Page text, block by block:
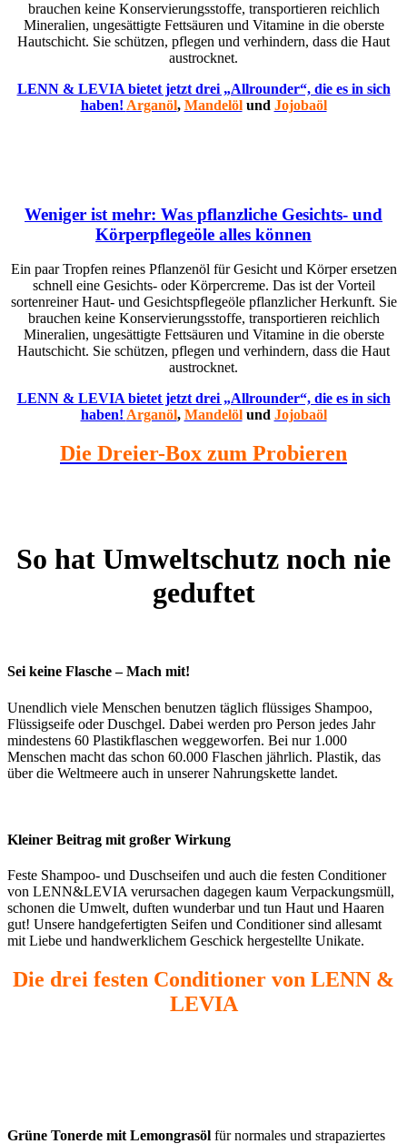
brauchen keine Konservierungsstoffe, transportieren reichlich
Mineralien, ungesättigte Fettsäuren und Vitamine in die oberste
Hautschicht. Sie schützen, pflegen und verhindern, dass die Haut
austrocknet.
LENN & LEVIA bietet jetzt drei „Allrounder“, die es in sich
haben! Arganöl, Mandelölund Jojobaöl
Weniger ist mehr: Was pflanzliche Gesichts- und
Körperpflegeöle alles können
Ein paar Tropfen reines Pflanzenöl für Gesicht und Körper ersetzen
schnell eine Gesichts- oder Körpercreme. Das ist der Vorteil
sortenreiner Haut- und Gesichtspflegeöle pflanzlicher Herkunft. Sie
brauchen keine Konservierungsstoffe, transportieren reichlich
Mineralien, ungesättigte Fettsäuren und Vitamine in die oberste
Hautschicht. Sie schützen, pflegen und verhindern, dass die Haut
austrocknet.
LENN & LEVIA bietet jetzt drei „Allrounder“, die es in sich
haben! Arganöl, Mandelölund Jojobaöl
Die Dreier-Box zum Probieren
So hat Umweltschutz noch nie
geduftet
Sei keine Flasche – Mach mit!
Unendlich viele Menschen benutzen täglich flüssiges Shampoo,
Flüssigseife oder Duschgel. Dabei werden pro Person jedes Jahr
mindestens 60 Plastikflaschen weggeworfen. Bei nur 1.000
Menschen macht das schon 60.000 Flaschen jährlich. Plastik, das
über die Weltmeere auch in unserer Nahrungskette landet.
Kleiner Beitrag mit großer Wirkung
Feste Shampoo- und Duschseifen und auch die festen Conditioner
von LENN&LEVIA verursachen dagegen kaum Verpackungsmüll,
schonen die Umwelt, duften wunderbar und tun Haut und Haaren
gut! Unsere handgefertigten Seifen und Conditioner sind allesamt
mit Liebe und handwerklichem Geschick hergestellte Unikate.
Die drei festen Conditioner von LENN &
LEVIA
Grüne Tonerde mit Lemongrasöl für normales und strapaziertes